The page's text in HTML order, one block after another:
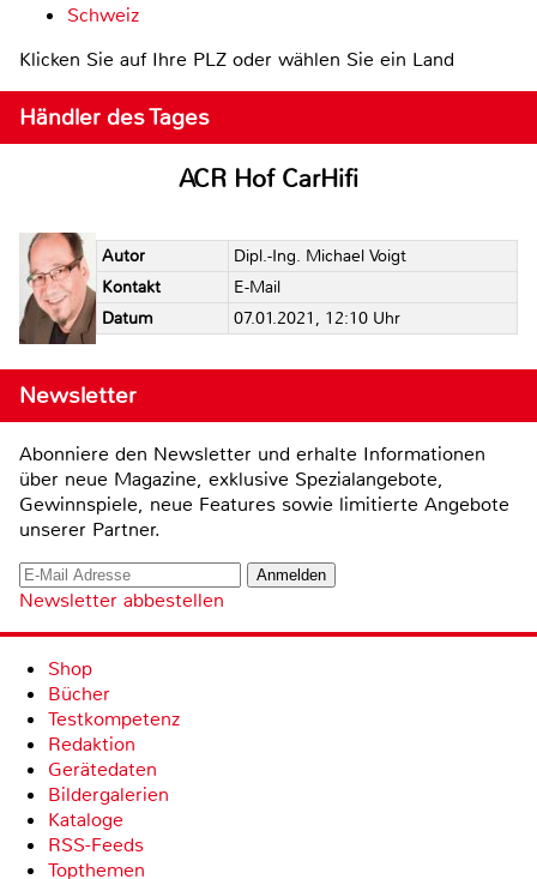
Schweiz
Klicken Sie auf Ihre PLZ oder wählen Sie ein Land
Händler des Tages
ACR Hof CarHifi
Autor
Dipl.-Ing. Michael Voigt
Kontakt
E-Mail
Datum
07.01.2021, 12:10 Uhr
Newsletter
Abonniere den Newsletter und erhalte Informationen
über neue Magazine, exklusive Spezialangebote,
Gewinnspiele, neue Features sowie limitierte Angebote
unserer Partner.
Newsletter abbestellen
Shop
Bücher
Testkompetenz
Redaktion
Gerätedaten
Bildergalerien
Kataloge
RSS-Feeds
Topthemen